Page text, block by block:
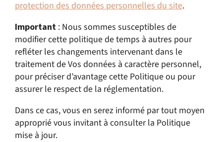
protection des données personnelles dusite.
Important : Nous sommes susceptibles de
modifier cette politique de temps à autres pour
refléter les changements intervenant dans le
traitement de Vos données à caractère personnel,
pour préciser d’avantage cette Politique ou pour
assurer le respect de la réglementation.
Dans ce cas, vous en serez informé par tout moyen
approprié vous invitant à consulter la Politique
mise à jour.